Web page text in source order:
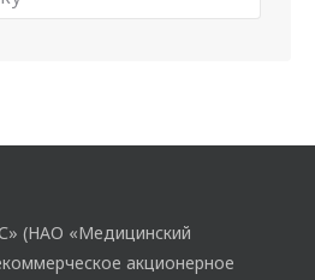
(НАО «Медицинский
акционерное